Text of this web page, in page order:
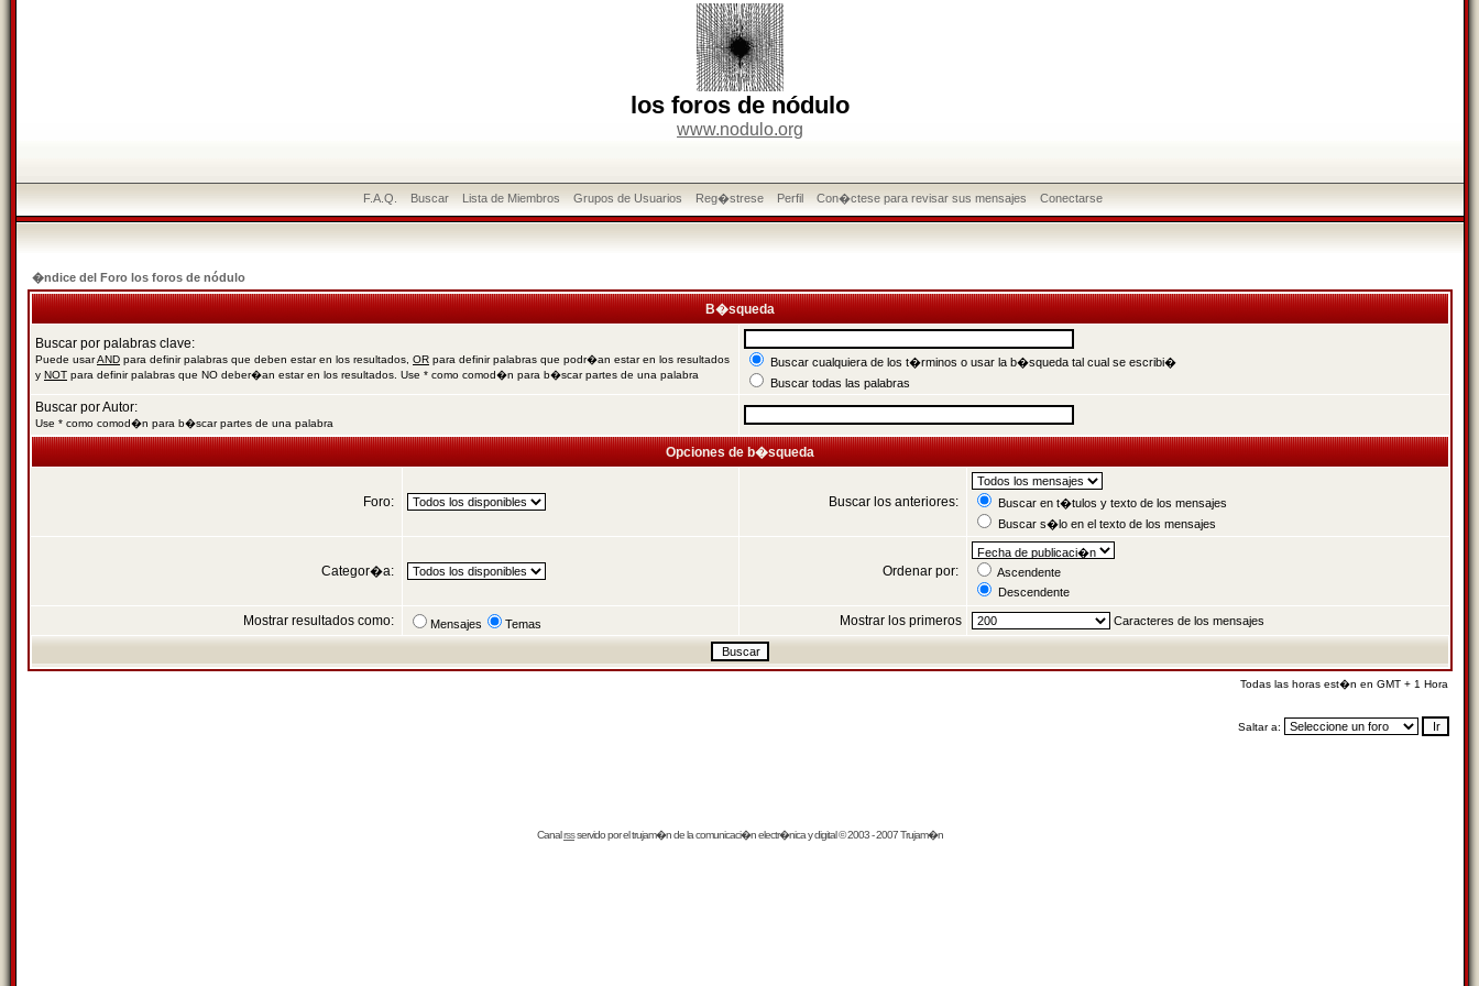
los foros de nódulo
www.nodulo.org
F.A.Q. Buscar Lista de Miembros Grupos de Usuarios Reg�strese Perfil Con�ctese para revisar sus mensajes Conectarse
�ndice del Foro los foros de nódulo
B�squeda
Buscar por palabras clave:
Puede usarAND para definir palabras que deben estar en los resultados, OR para definir palabras que podr�an estar en los resultados
y NOT para definir palabras que NO deber�an estar en los resultados. Use * como comod�n para b�scar partes de una palabra
Buscar cualquiera de los t�rminos o usar la b�squeda tal cual se escribi�
Buscar todas las palabras
Buscar por Autor:
Use * como comod�n para b�scar partes de una palabra
Opciones de b�squeda
Foro: Buscar los anteriores:
Buscar en t�tulos y texto de los mensajes
Buscar s�lo en el texto de los mensajes
Categor�a: Ordenar por:
Ascendente
Descendente
Mostrar resultados como: Mensajes Temas Mostrar los primeros Caracteres de los mensajes
Todas las horas est�n en GMT + 1 Hora
Saltar a:
Canalrssservido por eltrujam�nde la comunicaci�n electr�nica y digital © 2003 - 2007 Trujam�n